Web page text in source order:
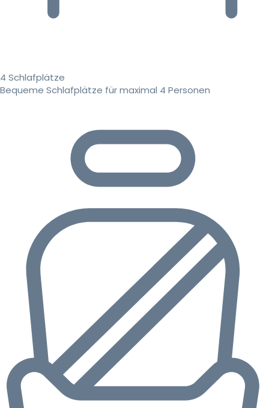
4 Schlafplätze
Bequeme Schlafplätze für maximal 4 Personen